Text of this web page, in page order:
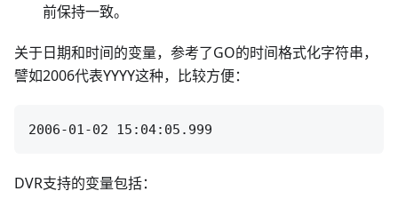
前保持一致。
关于日期和时间的变量，参考了GO的时间格式化字符串，
譬如2006代表YYYY这种，比较方便：
DVR支持的变量包括：